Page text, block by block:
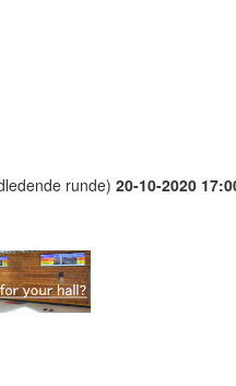
runde) 20-10-2020